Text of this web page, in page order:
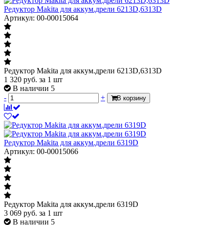
Редуктор Makita для аккум.дрели 6213D,6313D
Артикул: 00-00015064
Редуктор Makita для аккум.дрели 6213D,6313D
1 320 руб. за 1 шт
В наличии 5
-
+ В корзину
Редуктор Makita для аккум.дрели 6319D
Артикул: 00-00015066
Редуктор Makita для аккум.дрели 6319D
3 069 руб. за 1 шт
В наличии 5